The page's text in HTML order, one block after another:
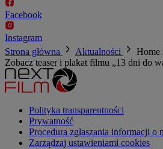
Facebook
Instagram
Strona główna
Aktualności
Home
Zobacz teaser i plakat filmu „13 dni do
Polityka transparentności
Prywatność
Procedura zgłaszania informacji o
Zarządzaj ustawieniami cookies